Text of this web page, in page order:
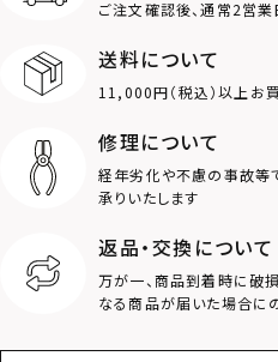
ダブルリング
ロゴ
クラウン
ご注文確認後、通常2営
送料について
11,000円（税込）以上お
修理について
経年劣化や不慮の事故等
承りいたします
返品・交換について
万が一、商品到着時に破
なる商品が届いた場合に